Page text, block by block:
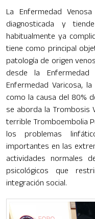
La Enfermedad
diagnosticada y
habitualmente ya
tiene como principal
patología de origen
desde la
Enfermedad Varicosa,
como la causa del 80%
se aborda la Trombosis
terrible Tromboembolia
los problemas
importantes en las
actividades normales
psicológicos que
integración social.